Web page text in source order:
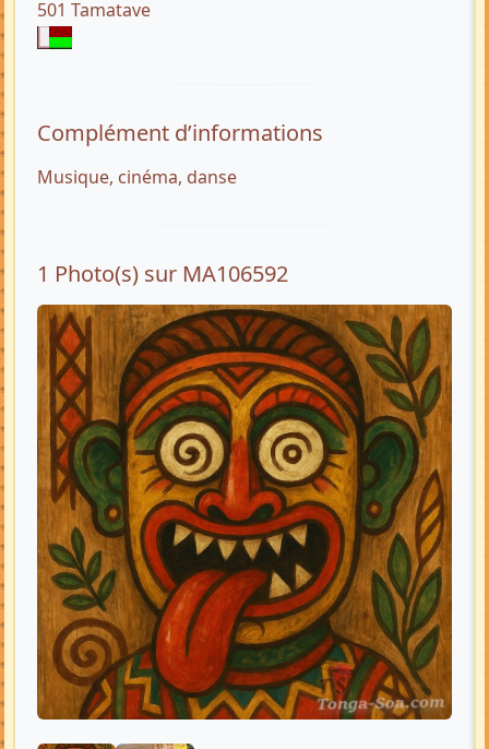
501 Tamatave
Complément d’informations
Musique, cinéma, danse
1 Photo(s) sur MA106592